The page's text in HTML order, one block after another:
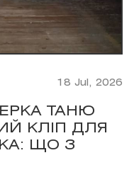
18 Jul, 2026
ТАНЮ
КЛІП ДЛЯ
ЩО З